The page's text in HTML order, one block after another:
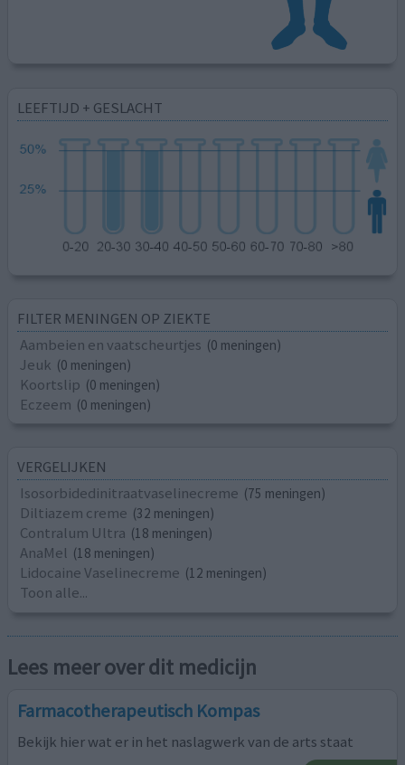
LEEFTIJD + GESLACHT
FILTER MENINGEN OP ZIEKTE
Aambeien en vaatscheurtjes (0 meningen)
Jeuk (0 meningen)
Koortslip (0 meningen)
Eczeem (0 meningen)
VERGELIJKEN
Isosorbidedinitraatvaselinecreme (75 meningen)
Diltiazem creme (32 meningen)
Contralum Ultra (18 meningen)
AnaMel (18 meningen)
Lidocaine Vaselinecreme (12 meningen)
Toon alle...
Lees meer over dit medicijn
Farmacotherapeutisch Kompas
Bekijk hier wat er in het naslagwerk van de arts staat